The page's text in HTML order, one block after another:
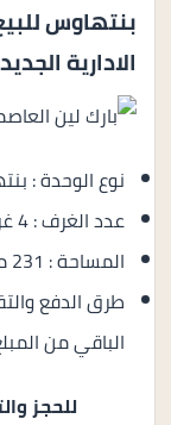
بنتهاوس
الادارية
نوع الوحدة :
عدد الغرف : 4 غرف نوم.
المساحة : 231 متر مربع.
الباقي من المبلغ
للحجز